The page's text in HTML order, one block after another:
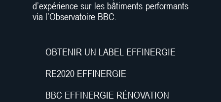
d’expérience sur les bâtiments performants
via l’Observatoire BBC.
OBTENIR UN LABEL EFFINERGIE
RE2020 EFFINERGIE
BBC EFFINERGIE RÉNOVATION